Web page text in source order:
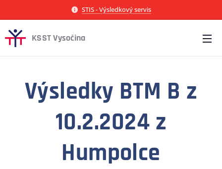
STIS - Výsledkový servis
KSST Vysočina
Výsledky BTM B z
10.2.2024 z
Humpolce